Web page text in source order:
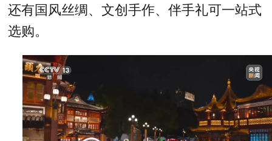
还有国风丝绸、文创手作、伴手礼可一站式
选购。